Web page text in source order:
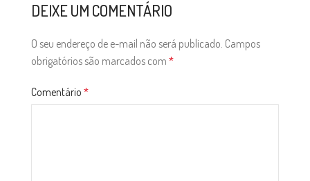
DEIXE UM COMENTÁRIO
O seu endereço de e-mail não será publicado. Campos
obrigatórios são marcados com *
Comentário *